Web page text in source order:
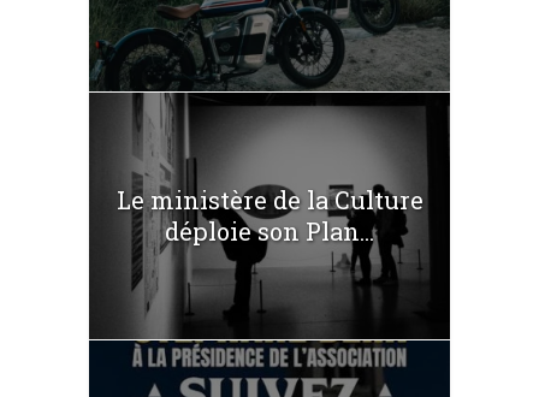
Le ministère de la Culture
déploie son Plan...